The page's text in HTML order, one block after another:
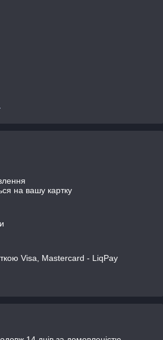
на вашу картку
Visa, Mastercard - LiqPay